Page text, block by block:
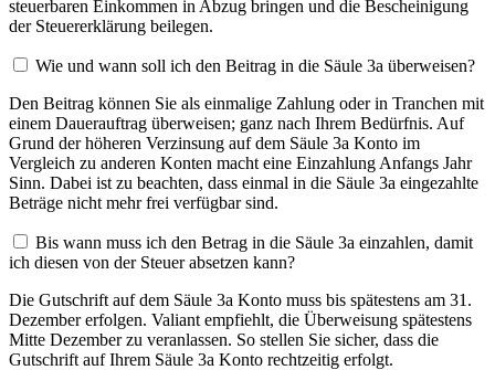
steuerbaren Einkommen in Abzug bringen und die Bescheinigung
der Steuererklärung beilegen.
Wie und wann soll ich den Beitrag in die Säule 3a überweisen?
Den Beitrag können Sie als einmalige Zahlung oder in Tranchen mit
einem Dauerauftrag überweisen; ganz nach Ihrem Bedürfnis. Auf
Grund der höheren Verzinsung auf dem Säule 3a Konto im
Vergleich zu anderen Konten macht eine Einzahlung Anfangs Jahr
Sinn. Dabei ist zu beachten, dass einmal in die Säule 3a eingezahlte
Beträge nicht mehr frei verfügbar sind.
Bis wann muss ich den Betrag in die Säule 3a einzahlen, damit
ich diesen von der Steuer absetzen kann?
Die Gutschrift auf dem Säule 3a Konto muss bis spätestens am 31.
Dezember erfolgen. Valiant empfiehlt, die Überweisung spätestens
Mitte Dezember zu veranlassen. So stellen Sie sicher, dass die
Gutschrift auf Ihrem Säule 3a Konto rechtzeitig erfolgt.